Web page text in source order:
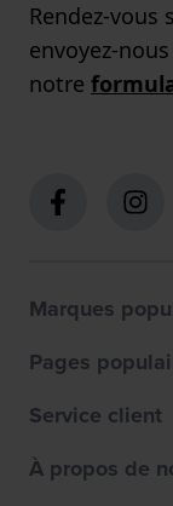
Rendez-
envoyez-
notre
Marques
Pages
Service client
À propos de